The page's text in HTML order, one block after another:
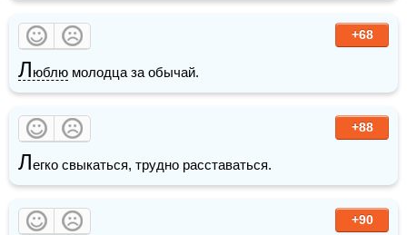
+68
Люблю молодца за обычай.
+88
Легко свыкаться, трудно расставаться.
+90